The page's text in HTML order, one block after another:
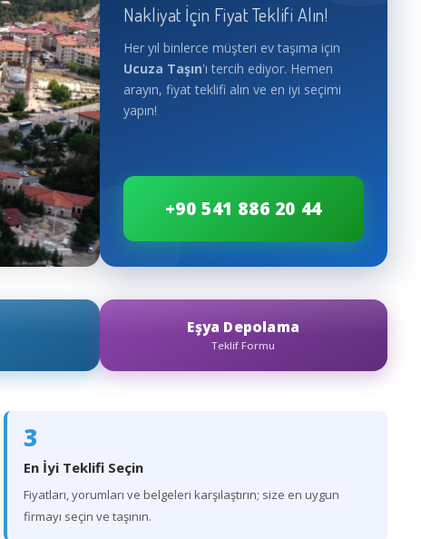
Nakliyat İçin Fiyat Teklifi Alın!
Her yıl binlerce müşteri ev taşıma için
Ucuza Taşın'ı tercih ediyor. Hemen
arayın, fiyat teklifi alın ve en iyi seçimi
yapın!
+90 541 886 20 44
Eşya Depolama
Teklif Formu
3
En İyi Teklifi Seçin
Fiyatları, yorumları ve belgeleri karşılaştırın; size en uygun
firmayı seçin ve taşının.